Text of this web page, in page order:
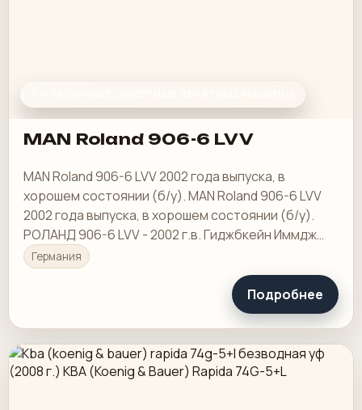
MAN Roland 906-6 LVV
MAN Roland 906-6 LVV 2002 года выпуска, в
хорошем состоянии (б/у). MAN Roland 906-6 LVV
2002 года выпуска, в хорошем состоянии (б/у).
РОЛАНД 906-6 LVV - 2002 г.в. Гиджбкейн Иммдж
Экпцгджп
Германия
Подробнее